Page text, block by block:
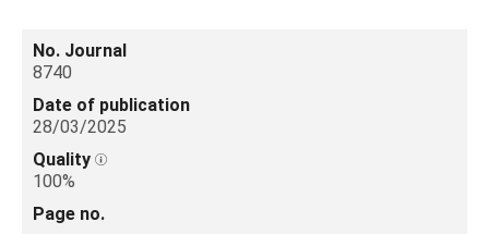
No. Journal
8740
Date of publication
28/03/2025
Quality
100%
Page no.